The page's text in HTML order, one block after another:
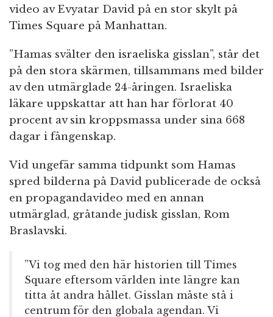
video av Evyatar David på en stor skylt på
Times Square på Manhattan.
”Hamas svälter den israeliska gisslan”, står det
på den stora skärmen, tillsammans med bilder
av den utmärglade 24-åringen. Israeliska
läkare uppskattar att han har förlorat 40
procent av sin kroppsmassa under sina 668
dagar i fångenskap.
Vid ungefär samma tidpunkt som Hamas
spred bilderna på David publicerade de också
en propagandavideo med en annan
utmärglad, gråtande judisk gisslan, Rom
Braslavski.
”Vi tog med den här historien till Times
Square eftersom världen inte längre kan
titta åt andra hållet. Gisslan måste stå i
centrum för den globala agendan. Vi